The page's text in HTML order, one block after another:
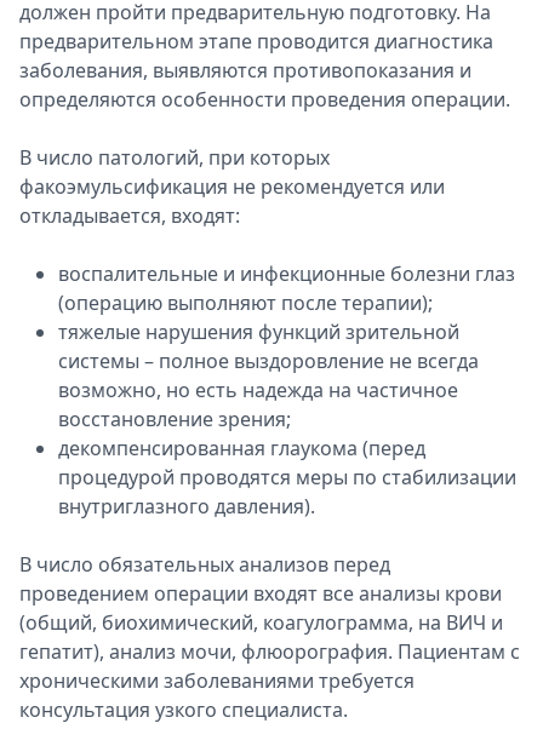
должен пройти предварительную подготовку. На
предварительном этапе проводится диагностика
заболевания, выявляются противопоказания и
определяются особенности проведения операции.
В число патологий, при которых
факоэмульсификация не рекомендуется или
откладывается, входят:
воспалительные и инфекционные болезни глаз
(операцию выполняют после терапии);
тяжелые нарушения функций зрительной
системы – полное выздоровление не всегда
возможно, но есть надежда на частичное
восстановление зрения;
декомпенсированная глаукома (перед
процедурой проводятся меры по стабилизации
внутриглазного давления).
В число обязательных анализов перед
проведением операции входят все анализы крови
(общий, биохимический, коагулограмма, на ВИЧ и
гепатит), анализ мочи, флюорография. Пациентам с
хроническими заболеваниями требуется
консультация узкого специалиста.